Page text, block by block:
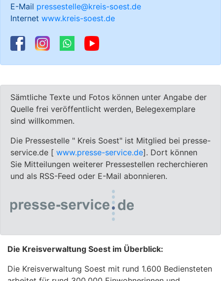
E-Mail pressestelle@kreis-soest.de
Internet www.kreis-soest.de
Sämtliche Texte und Fotos können unter Angabe der
Quelle frei veröffentlicht werden, Belegexemplare
sind willkommen.
Die Pressestelle " Kreis Soest" ist Mitglied bei presse-
service.de [ www.presse-service.de]. Dort können
Sie Mitteilungen weiterer Pressestellen recherchieren
und als RSS-Feed oder E-Mail abonnieren.
Die Kreisverwaltung Soest im Überblick:
Die Kreisverwaltung Soest mit rund 1.600 Bediensteten